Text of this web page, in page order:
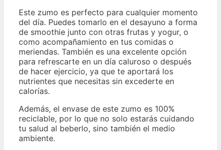
Este zumo es perfecto para cualquier momento
del día. Puedes tomarlo en el desayuno a forma
de smoothie junto con otras frutas y yogur, o
como acompañamiento en tus comidas o
meriendas. También es una excelente opción
para refrescarte en un día caluroso o después
de hacer ejercicio, ya que te aportará los
nutrientes que necesitas sin excederte en
calorías.
Además, el envase de este zumo es 100%
reciclable, por lo que no solo estarás cuidando
tu salud al beberlo, sino también el medio
ambiente.